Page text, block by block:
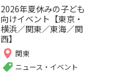
2026年夏休みの子ども
向けイベント【東京・
横浜／関東／東海／関
西】
関東
ニュース・イベント